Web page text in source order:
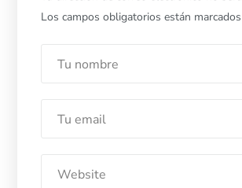
Los campos obligatorios están